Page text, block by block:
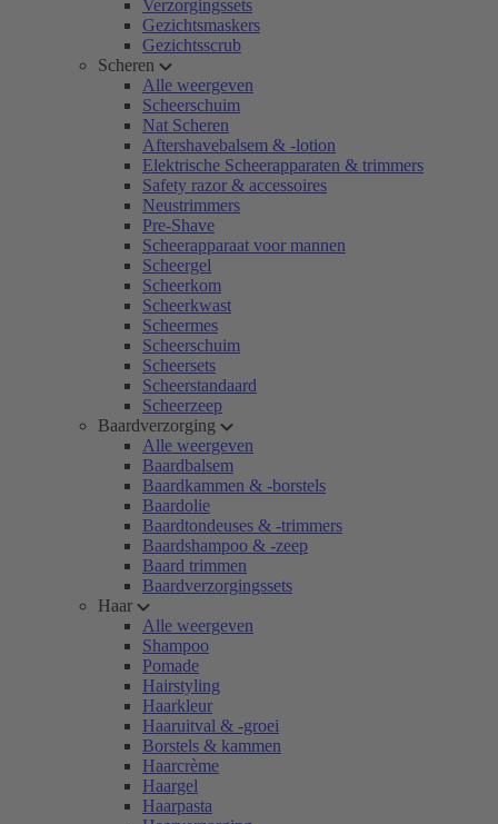
Verzorgingssets
Gezichtsmaskers
Gezichtsscrub
Scheren
Alle weergeven
Scheerschuim
Nat Scheren
Aftershavebalsem & -lotion
Elektrische Scheerapparaten & trimmers
Safety razor & accessoires
Neustrimmers
Pre-Shave
Scheerapparaat voor mannen
Scheergel
Scheerkom
Scheerkwast
Scheermes
Scheerschuim
Scheersets
Scheerstandaard
Scheerzeep
Baardverzorging
Alle weergeven
Baardbalsem
Baardkammen & -borstels
Baardolie
Baardtondeuses & -trimmers
Baardshampoo & -zeep
Baard trimmen
Baardverzorgingssets
Haar
Alle weergeven
Shampoo
Pomade
Hairstyling
Haarkleur
Haaruitval & -groei
Borstels & kammen
Haarcrème
Haargel
Haarpasta